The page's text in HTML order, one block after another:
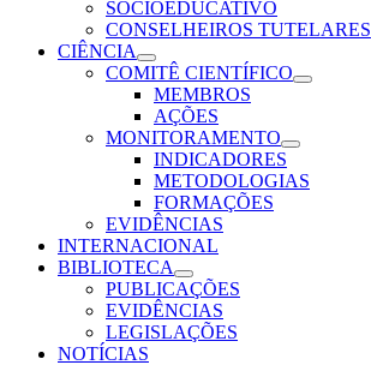
SOCIOEDUCATIVO
CONSELHEIROS TUTELARES
CIÊNCIA
COMITÊ CIENTÍFICO
MEMBROS
AÇÕES
MONITORAMENTO
INDICADORES
METODOLOGIAS
FORMAÇÕES
EVIDÊNCIAS
INTERNACIONAL
BIBLIOTECA
PUBLICAÇÕES
EVIDÊNCIAS
LEGISLAÇÕES
NOTÍCIAS